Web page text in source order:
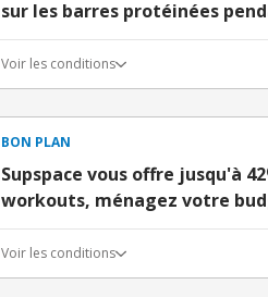
sur les barres protéinées
Voir les conditions
BON PLAN
Supspace vous offre jusqu'à
workouts, ménagez votre
Voir les conditions